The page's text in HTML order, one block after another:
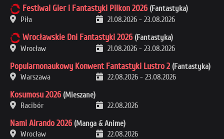
Festiwal Gier i Fantastyki Pilkon 2026 (Fantastyka)
Piła
21.08.2026 - 23.08.2026
Wrocławskie Dni Fantastyki 2026 (Fantastyka)
Wrocław
21.08.2026 - 23.08.2026
Popularnonaukowy Konwent Fantastyki Lustro 2 (Fantastyka)
Warszawa
22.08.2026 - 23.08.2026
Kosumosu 2026 (Mieszane)
Racibór
22.08.2026
Nami Airando 2026 (Manga & Anime)
Wrocław
22.08.2026